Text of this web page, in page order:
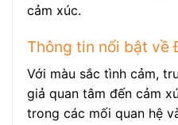
cảm xúc.
Thông tin nổi bật về
Với màu sắc tình cảm,
giả quan tâm đến cảm
trong các mối quan hệ